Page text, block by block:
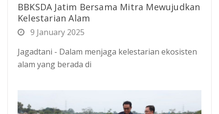
BBKSDA Jatim Bersama Mitra Mewujudkan
Kelestarian Alam
9 January 2025
Jagadtani - Dalam menjaga kelestarian ekosisten
alam yang berada di